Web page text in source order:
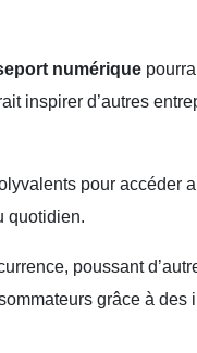
numérique
inspirer d’autres
pour accéder
quotidien.
poussant
grâce à